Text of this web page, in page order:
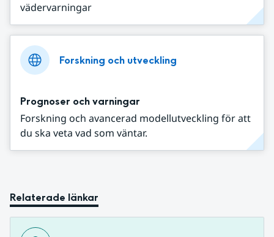
vädervarningar
Forskning och utveckling
Prognoser och varningar
Forskning och avancerad modellutveckling för att
du ska veta vad som väntar.
Relaterade länkar